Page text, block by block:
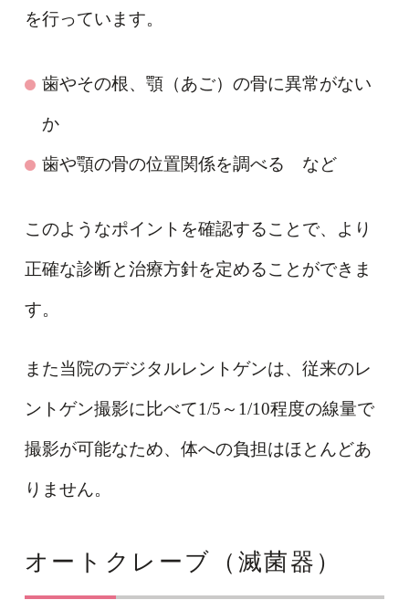
を行っています。
歯やその根、顎（あご）の骨に異常がない
か
歯や顎の骨の位置関係を調べる など
このようなポイントを確認することで、より
正確な診断と治療方針を定めることができま
す。
また当院のデジタルレントゲンは、従来のレ
ントゲン撮影に比べて1/5～1/10程度の線量で
撮影が可能なため、体への負担はほとんどあ
りません。
オートクレーブ（滅菌器）